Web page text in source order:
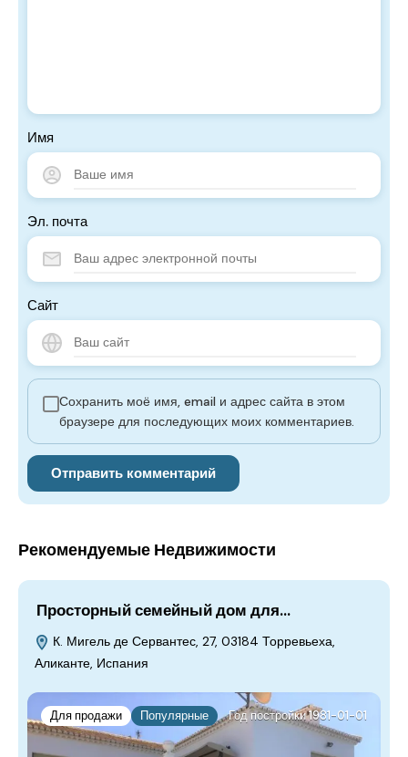
Имя
Эл. почта
Сайт
Сохранить моё имя, email и адрес сайта в этом
браузере для последующих моих комментариев.
Рекомендуемые Недвижимости
Просторный семейный дом для...
К. Мигель де Сервантес, 27, 03184 Торревьеха,
Аликанте, Испания
Для продажи Популярные Год постройки 1981-01-01